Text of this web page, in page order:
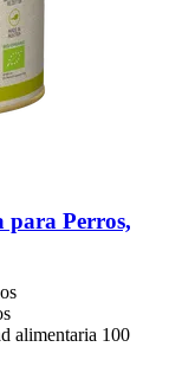
para Perros,
alimentaria 100